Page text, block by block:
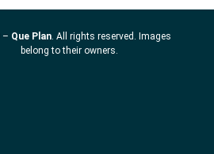
– Que Plan. All rights reserved. Images
belong to their owners.